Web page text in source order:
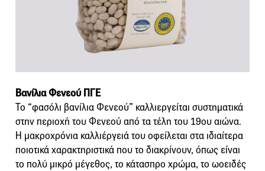
Βανίλια Φενεού ΠΓΕ
Το “φασόλι βανίλια Φενεού” καλλιεργείται συστηματικά
στην περιοχή του Φενεού από τα τέλη του 19ου αιώνα.
Η μακροχρόνια καλλιέργειά του οφείλεται στα ιδιαίτερα
ποιοτικά χαρακτηριστικά που το διακρίνουν, όπως είναι
το πολύ μικρό μέγεθος, το κάτασπρο χρώμα, το ωοειδές